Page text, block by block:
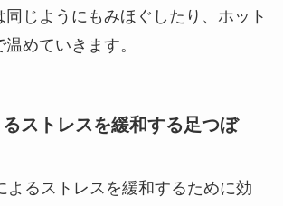
同じようにもみほぐしたり、ホット
めていきます。
ストレスを緩和する足つぼ
よるストレスを緩和するために効